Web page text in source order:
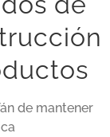
de mantener